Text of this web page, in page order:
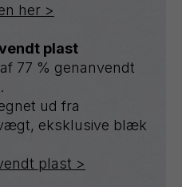
her >
plast
77 % genanvendt
ud fra
eksklusive blæk
plast >